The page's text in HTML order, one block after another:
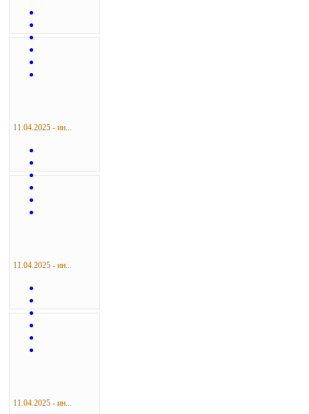
11.04.2025 - ин...
11.04.2025 - ин...
11.04.2025 - ин...